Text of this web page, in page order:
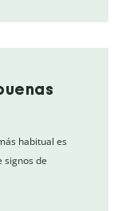
habitual es
signos de